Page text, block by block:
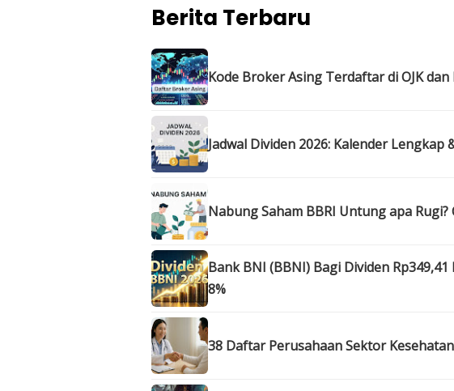
Berita Terbaru
Kode Broker Asing Terdaftar di OJK dan
Jadwal Dividen 2026: Kalender Lengkap
Nabung Saham BBRI Untung apa Rugi?
Bank BNI (BBNI) Bagi Dividen
8%
38 Daftar Perusahaan Sektor